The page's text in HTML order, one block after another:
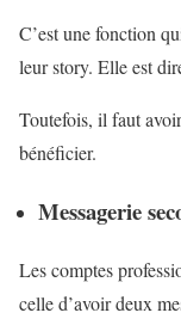
C’est une fonction
leur story. Elle est
Toutefois, il faut
bénéficier.
Messagerie
Les comptes
celle d’avoir deux